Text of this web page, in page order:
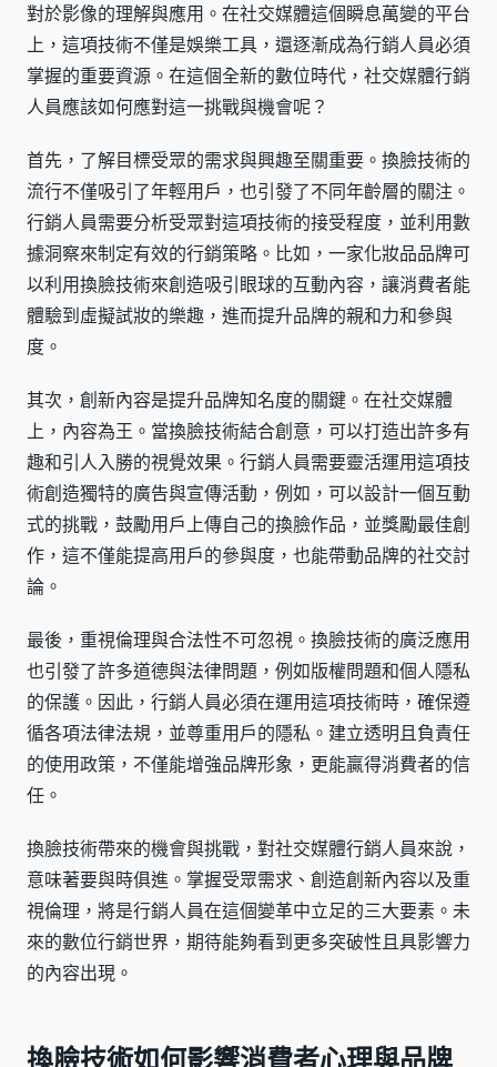
對於影像的理解與應用。在社交媒體這個瞬息萬變的平台
上，這項技術不僅是娛樂工具，還逐漸成為行銷人員必須
掌握的重要資源。在這個全新的數位時代，社交媒體行銷
人員應該如何應對這一挑戰與機會呢？
首先，了解目標受眾的需求與興趣至關重要。換臉技術的
流行不僅吸引了年輕用戶，也引發了不同年齡層的關注。
行銷人員需要分析受眾對這項技術的接受程度，並利用數
據洞察來制定有效的行銷策略。比如，一家化妝品品牌可
以利用換臉技術來創造吸引眼球的互動內容，讓消費者能
體驗到虛擬試妝的樂趣，進而提升品牌的親和力和參與
度。
其次，創新內容是提升品牌知名度的關鍵。在社交媒體
上，內容為王。當換臉技術結合創意，可以打造出許多有
趣和引人入勝的視覺效果。行銷人員需要靈活運用這項技
術創造獨特的廣告與宣傳活動，例如，可以設計一個互動
式的挑戰，鼓勵用戶上傳自己的換臉作品，並獎勵最佳創
作，這不僅能提高用戶的參與度，也能帶動品牌的社交討
論。
最後，重視倫理與合法性不可忽視。換臉技術的廣泛應用
也引發了許多道德與法律問題，例如版權問題和個人隱私
的保護。因此，行銷人員必須在運用這項技術時，確保遵
循各項法律法規，並尊重用戶的隱私。建立透明且負責任
的使用政策，不僅能增強品牌形象，更能贏得消費者的信
任。
換臉技術帶來的機會與挑戰，對社交媒體行銷人員來說，
意味著要與時俱進。掌握受眾需求、創造創新內容以及重
視倫理，將是行銷人員在這個變革中立足的三大要素。未
來的數位行銷世界，期待能夠看到更多突破性且具影響力
的內容出現。
換臉技術如何影響消費者心理與品牌